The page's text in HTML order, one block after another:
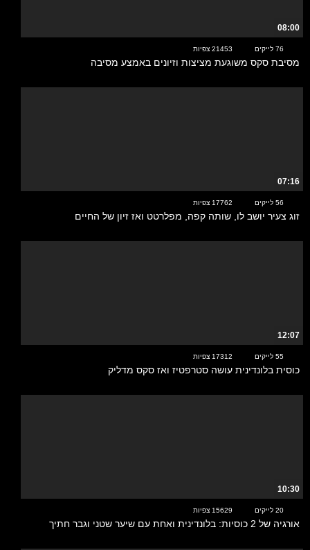
08:00
76 לייקים 21453 צפיות
מסיבת סקס משוגעת מציצות וזיונים באמצע מסיבה
07:16
56 לייקים 17762 צפיות
זוג צעיר יושב לו, שותה קפה, מפלרטט ואז זיון של החיים
12:07
55 לייקים 17312 צפיות
כוסית בלונדינית עושה סטרפטיז ואז סקס מדליק
10:30
20 לייקים 15629 צפיות
אורגיה של 2 כוסיות: בלונדינית ואחת עם שיער שטני וגבר חתיך